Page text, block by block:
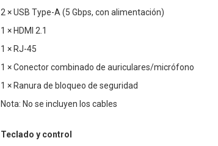
2 × USB Type-A (5 Gbps, con alimentación)
1 × HDMI 2.1
1 × RJ-45
1 × Conector combinado de auriculares/micrófono
1 × Ranura de bloqueo de seguridad
Nota: No se incluyen los cables
Teclado y control